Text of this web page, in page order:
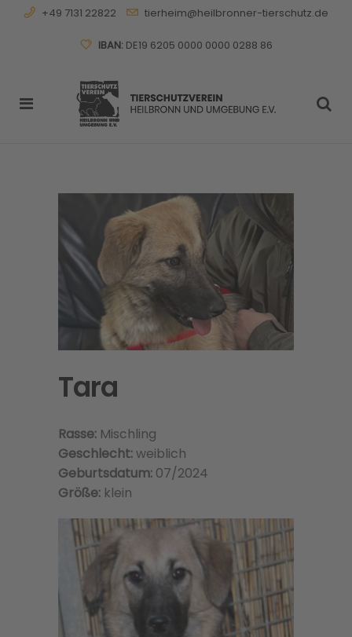
+49 7131 22822 tierheim@heilbronner-tierschutz.de
IBAN:DE19 6205 0000 0000 0288 86
Tara
Rasse: Mischling
Geschlecht:weiblich
Geburtsdatum: 07/2024
Größe: klein